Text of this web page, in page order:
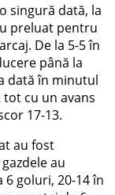
singură dată, la
preluat pentru
De la 5-5 în
până la
dată în minutul
tot cu un avans
17-13.
au fost
au
goluri, 20-14 în